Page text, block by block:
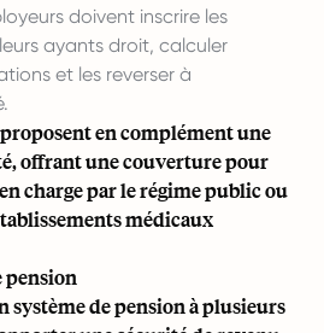
doivent inscrire les
ayants droit, calculer
et les reverser à
en complément une
offrant une couverture pour
charge par le régime public ou
médicaux
pension
système de pension à plusieurs